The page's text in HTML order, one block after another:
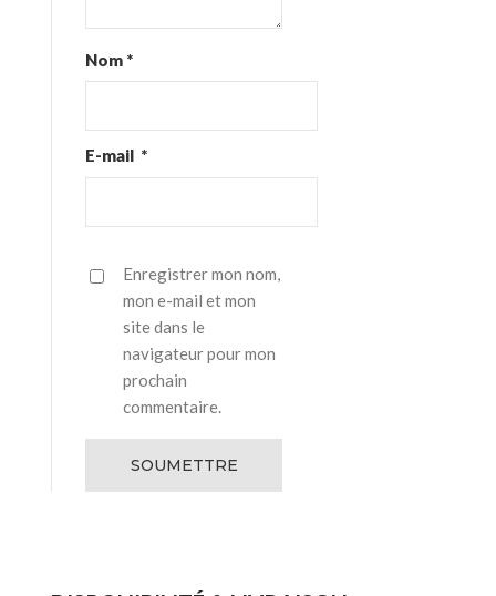
Nom *
E-mail *
Enregistrer mon nom,
mon e-mail et mon
site dans le
navigateur pour mon
prochain
commentaire.